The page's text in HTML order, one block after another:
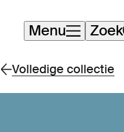
Navigatie
overslaan
Menu Zoek
Volledige collectie